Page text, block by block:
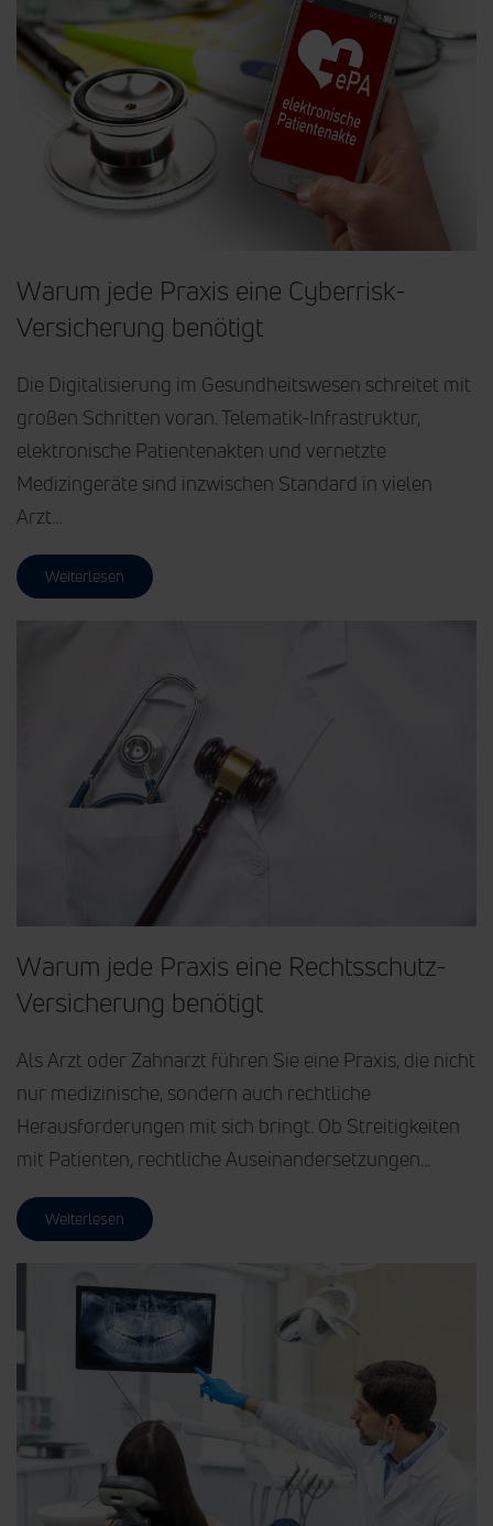
Warum jede Praxis eine Cyberrisk-
Versicherung benötigt
Die Digitalisierung im Gesundheitswesen schreitet mit
großen Schritten voran. Telematik-Infrastruktur,
elektronische Patientenakten und vernetzte
Medizingeräte sind inzwischen Standard in vielen
Arzt…
Weiterlesen
Warum jede Praxis eine Rechtsschutz-
Versicherung benötigt
Als Arzt oder Zahnarzt führen Sie eine Praxis, die nicht
nur medizinische, sondern auch rechtliche
Herausforderungen mit sich bringt. Ob Streitigkeiten
mit Patienten, rechtliche Auseinandersetzungen…
Weiterlesen